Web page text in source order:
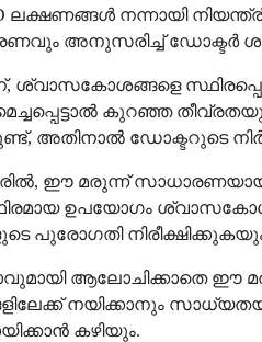
ലക്ഷണങ്ങൾ നന്നായി
അനുസരിച്ച് ഡോക്ടർ
ശ്വാസകോശങ്ങളെ
കുറഞ്ഞ
അതിനാൽ ഡോക്ടറുടെ
ഈ മരുന്ന്
ഉപയോഗം
പുരോഗതി
ആലോചിക്കാതെ ഈ
നയിക്കാനും
കഴിയും.